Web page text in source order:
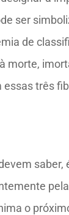
ser
de
morte,
três
o